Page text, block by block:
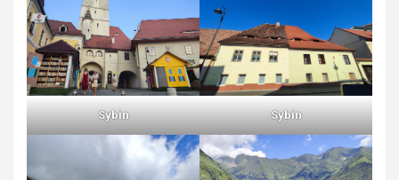
Sybin Sybin